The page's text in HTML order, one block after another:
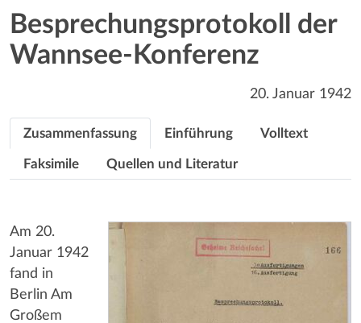
Besprechungsprotokoll der
Wannsee-Konferenz
20. Januar 1942
Zusammenfassung Einführung Volltext
Faksimile Quellen und Literatur
Am 20.
Januar 1942
fand in
Berlin Am
Großem